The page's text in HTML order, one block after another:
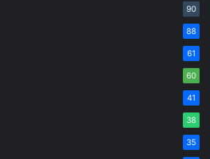
90
88
61
60
41
38
35